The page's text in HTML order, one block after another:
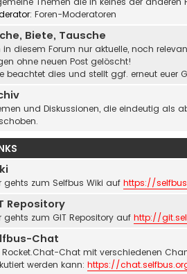
Foren-Moderatoren
Biete, Tausche
in diesem Forum nur aktuelle, noch
ohne neuen Post gelöscht!
beachtet dies und stellt ggf. erneut euer
und Diskussionen, die eindeutig als
gehts zum Selfbus Wiki auf https://
Repository
gehts zum GIT Repository auf http://
Chat
Rocket.Chat-Chat mit verschiedenen
werden kann: https://